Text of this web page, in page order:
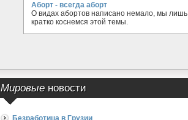
Аборт - всегда аборт
О видах абортов написано немало, мы лишь
кратко коснемся этой темы.
Мировые новости
Безработица в Грузии